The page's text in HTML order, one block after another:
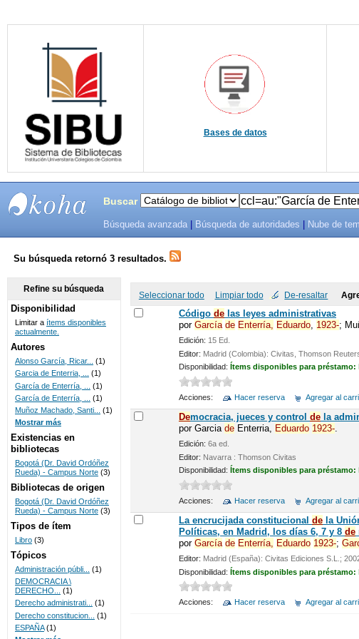
Bases de datos
SISTEMAS
DE
BIBLIOTECAS
UNICOC
Buscar
Búsqueda avanzada Búsqueda de autoridades Nube de
Su búsqueda retornó 3 resultados.
Seleccionar todo Limpiar todo De-resaltar
Código delas leyes administrativas
por García de Enterría, Eduardo, 1923-;
Edición: 15 Ed.
Editor: Madrid (Colombia): Civitas, Thomson
Disponibilidad: Ítems disponibles para préstamo:
Acciones: Hacer reserva Agregar al
Democracia, jueces y control dela
por Garcia deEnterria, Eduardo 1923-.
Edición: 6a ed.
Editor: Navarra : Thomson Civitas
Disponibilidad: Ítems disponibles para préstamo:
Acciones: Hacer reserva Agregar al
La encrucijada constitucional dela
Políticas, en Madrid, los días 6, 7 y 8 de
por García de Enterría, Eduardo 1923-;
Editor: Madrid (España): Civitas Ediciones S.L.;
Disponibilidad: Ítems disponibles para préstamo:
Acciones: Hacer reserva Agregar al
Refine su búsqueda
Disponibilidad
Limitar a ítems disponibles
actualmente.
Autores
Alonso García, Ricar...
(1)
Garcia de Enterria, ... (1)
García de Enterría, ...
(1)
García de Enterría, ...
(1)
Muñoz Machado, Santi...
(1)
Mostrar más
Existencias en
bibliotecas
Bogotá (Dr. David Ordóñez
Rueda) - Campus Norte (3)
Bibliotecas de origen
Bogotá (Dr. David Ordóñez
Rueda) - Campus Norte (3)
Tipos de ítem
Libro (3)
Tópicos
Administración públi...
(1)
DEMOCRACIA \
DERECHO...
(1)
Derecho administrati... (1)
Derecho constitucion...
(1)
ESPAÑA (1)